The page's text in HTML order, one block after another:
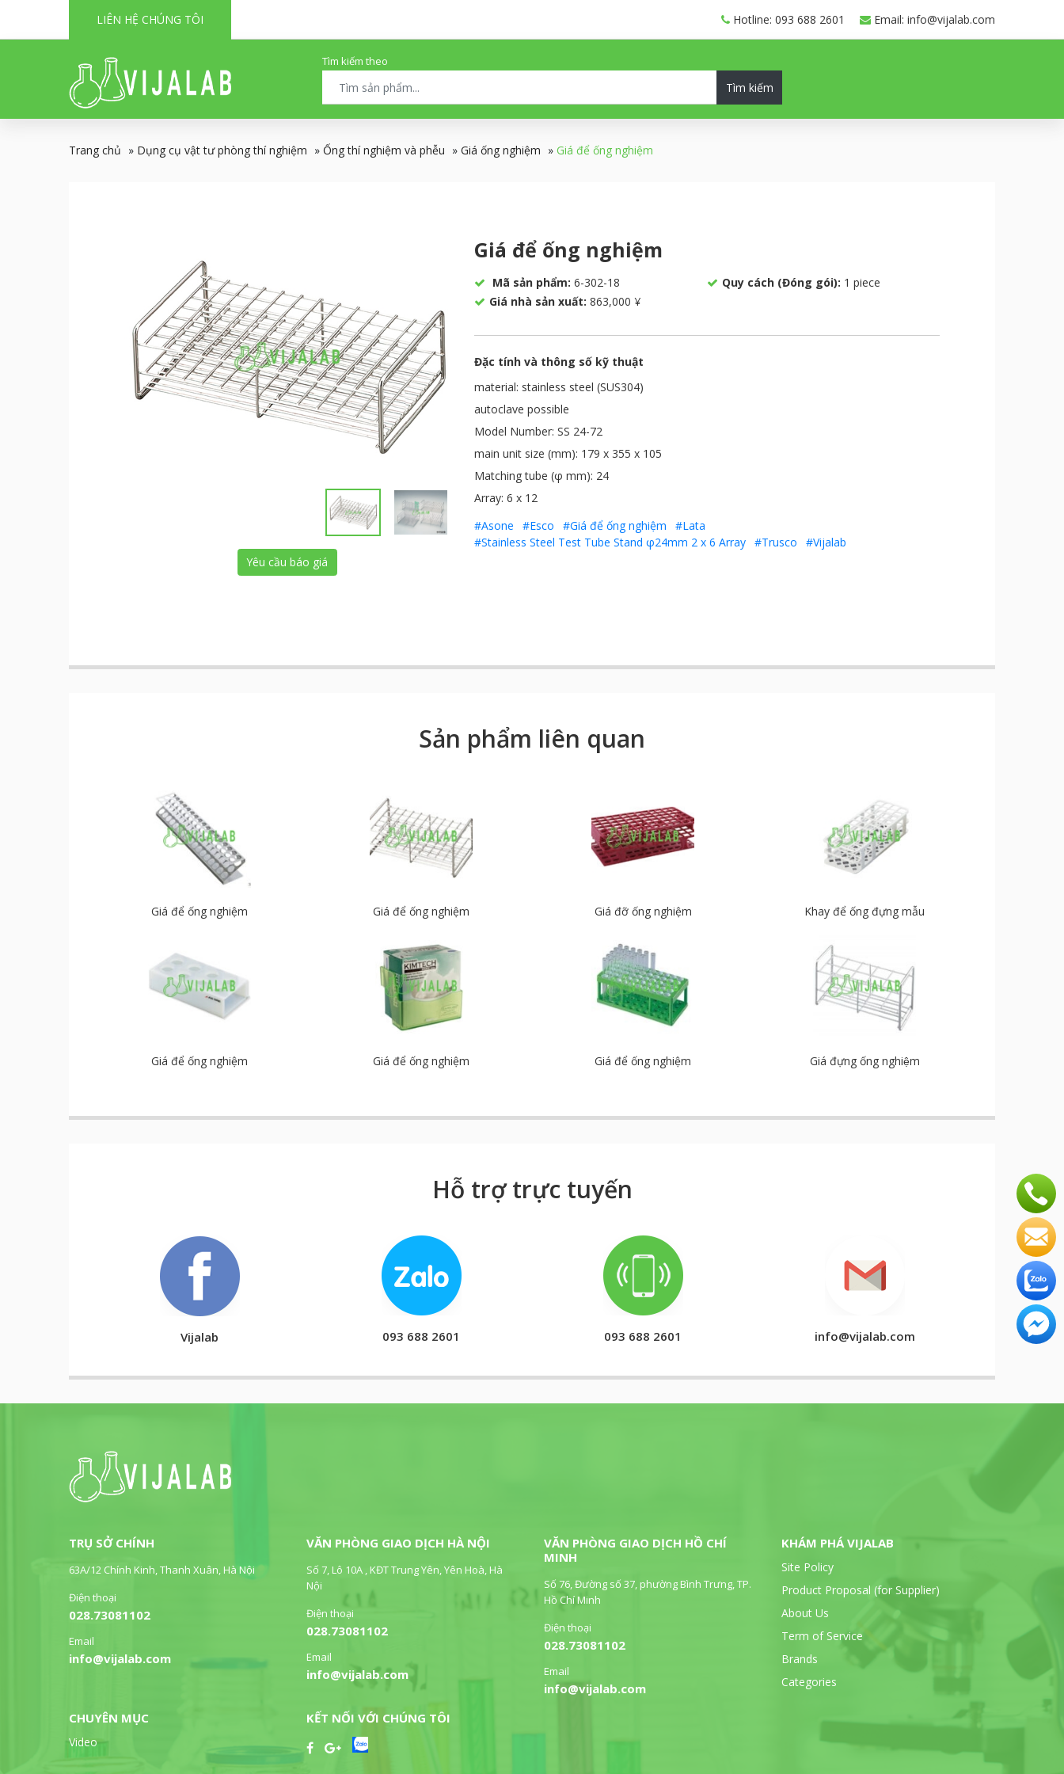
LIÊN HỆ CHÚNG TÔI Hotline: 093 688 2601 Email: info@vijalab.com
Tìm kiếm theo
Tìm kiếm
Trang chủ » Dụng cụ vật tư phòng thí nghiệm » Ống thí nghiệm và phễu » Giá ống nghiệm » Giá để ống nghiệm
Yêu cầu báo giá
Giá để ống nghiệm
Mã sản phẩm: 6-302-18 Quy cách (Đóng gói): 1 piece
Giá nhà sản xuất: 863,000 ¥
Đặc tính và thông số kỹ thuật
material: stainless steel (SUS304)
autoclave possible
Model Number: SS 24-72
main unit size (mm): 179 x 355 x 105
Matching tube (φ mm): 24
Array: 6 x 12
#Asone
#Esco #Giá để ống nghiệm
#Lata
#Stainless Steel Test Tube Stand φ24mm 2 x 6 Array #Trusco #Vijalab
Sản phẩm liên quan
Giá để ống nghiệm Giá để ống nghiệm Giá đỡ ống nghiệm Khay để ống đựng mẫu
Giá để ống nghiệm Giá để ống nghiệm Giá để ống nghiệm Giá đựng ống nghiệm
Hỗ trợ trực tuyến
Vijalab 093 688 2601 093 688 2601 info@vijalab.com
TRỤ SỞ CHÍNH
63A/12 Chính Kinh, Thanh Xuân, Hà Nội
Điện thoại
028.73081102
Email
info@vijalab.com
VĂN PHÒNG GIAO DỊCH HÀ NỘI
Số 7, Lô 10A , KĐT Trung Yên, Yên Hoà, Hà
Nội
Điện thoại
028.73081102
Email
info@vijalab.com
VĂN PHÒNG GIAO DỊCH HỒ CHÍ
MINH
Số 76, Đường số 37, phường Bình Trưng, TP.
Hồ Chí Minh
Điện thoại
028.73081102
Email
info@vijalab.com
KHÁM PHÁ VIJALAB
Site Policy
Product Proposal (for Supplier)
About Us
Term of Service
Brands
Categories
CHUYÊN MỤC
Video
KẾT NỐI VỚI CHÚNG TÔI